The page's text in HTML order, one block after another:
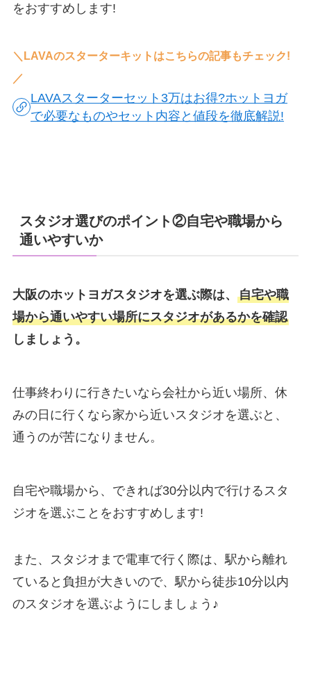
をおすすめします!
＼LAVAのスターターキットはこちらの記事もチェック!
／
LAVAスターターセット3万はお得?ホットヨガ
で必要なものやセット内容と値段を徹底解説!
スタジオ選びのポイント②自宅や職場から
通いやすいか
大阪のホットヨガスタジオを選ぶ際は、 自宅や職
場から通いやすい場所にスタジオがあるかを確認
しましょう。
仕事終わりに行きたいなら会社から近い場所、休
みの日に行くなら家から近いスタジオを選ぶと、
通うのが苦になりません。
自宅や職場から、できれば30分以内で行けるスタ
ジオを選ぶことをおすすめします!
また、スタジオまで電車で行く際は、駅から離れ
ていると負担が大きいので、駅から徒歩10分以内
のスタジオを選ぶようにしましょう♪